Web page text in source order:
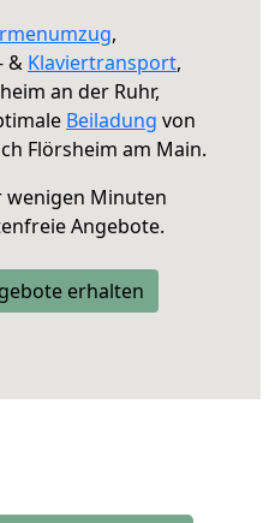
,
& Klaviertransport,
an der Ruhr,
Beiladung von
Flörsheim am Main.
wenigen Minuten
Angebote.
erhalten